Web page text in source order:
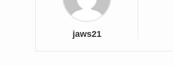
jaws21